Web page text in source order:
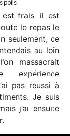
poils
est frais, il est
le repas le
seulement, ce
au loin
massacrait
expérience
pas réussi à
Je suis
j’ai ensuite